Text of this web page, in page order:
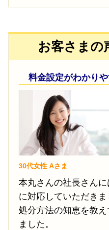
お客さまの
料金設定がわかり
30代女性 Aさま
本丸さんの社長さん
に対応していただきま
処分方法の知恵を教
ました。